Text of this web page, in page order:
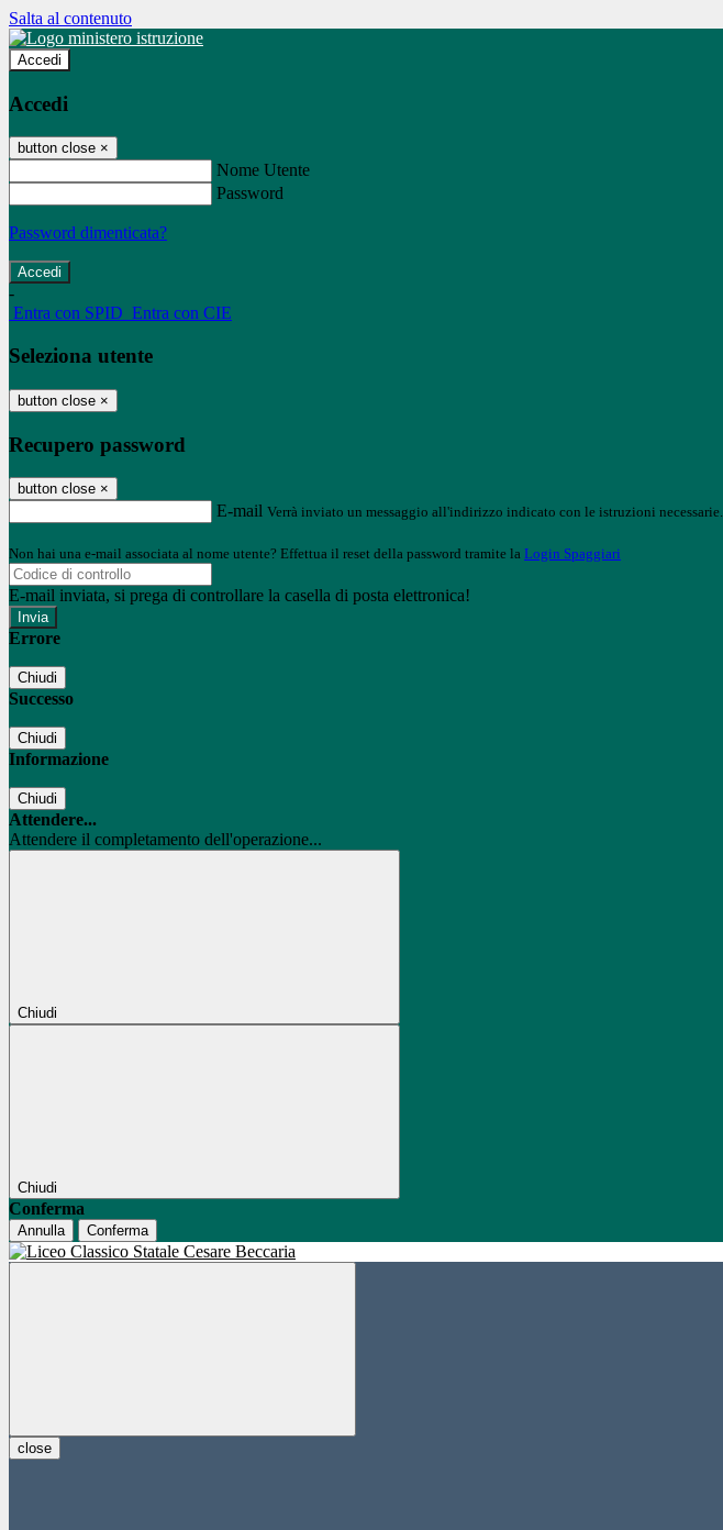
Salta al contenuto
Accedi
Accedi
button close ×
Nome Utente
Password
Password dimenticata?
-
Entra con SPID Entra con CIE
Seleziona utente
button close ×
Recupero password
button close ×
E-mail Verrà inviato un messaggio all'indirizzo indicato con le istruzioni necessarie.
Non hai una e-mail associata al nome utente? Effettua il reset della password tramite la Login Spaggiari
E-mail inviata, si prega di controllare la casella di posta elettronica!
Errore
Chiudi
Successo
Chiudi
Informazione
Chiudi
Attendere...
Attendere il completamento dell'operazione...
Chiudi
Chiudi
Conferma
Annulla Conferma
close